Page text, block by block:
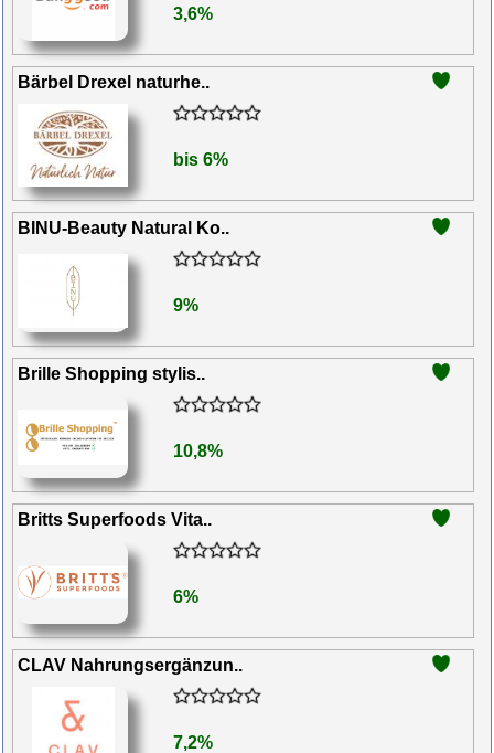
3,6%
Bärbel Drexel naturhe..
bis 6%
BINU-Beauty Natural Ko..
9%
Brille Shopping stylis..
10,8%
Britts Superfoods Vita..
6%
CLAV Nahrungsergänzun..
7,2%